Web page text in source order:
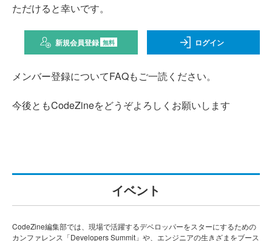
ただけると幸いです。
新規会員登録 無料 ログイン
メンバー登録についてFAQもご一読ください。
今後ともCodeZineをどうぞよろしくお願いします
イベント
CodeZine編集部では、現場で活躍するデベロッパーをスターにするための
カンファレンス「Developers Summit」や、エンジニアの生きざまをブース